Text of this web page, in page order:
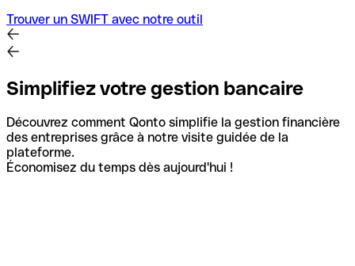
Trouver un SWIFT avec notre outil
Simplifiez votre gestion bancaire
Découvrez comment Qonto simplifie la gestion financière
des entreprises grâce à notre visite guidée de la
plateforme.
Économisez du temps dès aujourd'hui !